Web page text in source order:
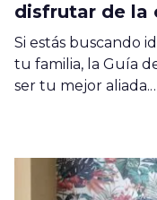
disfrutar de la
Si estás buscando
tu familia, la Guía
ser tu mejor